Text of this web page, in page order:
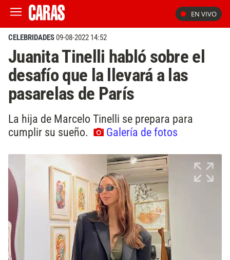
EN VIVO
CELEBRIDADES09-08-2022 14:52
Juanita Tinelli habló sobre el
desafío que la llevará a las
pasarelas de París
La hija de Marcelo Tinelli se prepara para
cumplir su sueño.
Galería de fotos